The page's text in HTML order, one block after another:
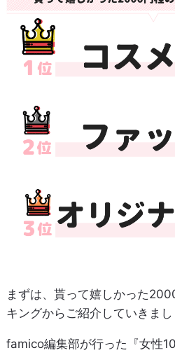
まずは、貰って嬉しかった
キングからご紹介していきまし
famico編集部が行った『女性